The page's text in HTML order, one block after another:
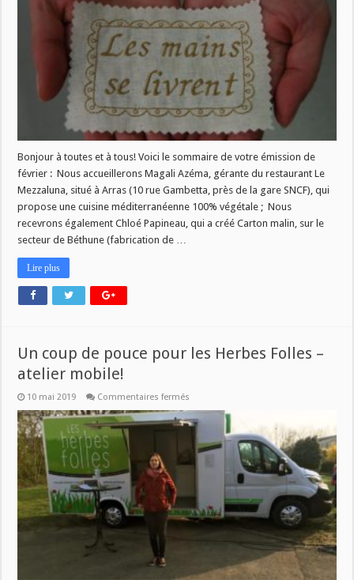
–
mercredi
5
février
–
10h/11h
Bonjour à toutes et à tous! Voici le sommaire de votre émission de
février : Nous accueillerons Magali Azéma, gérante du restaurant Le
Mezzaluna, situé à Arras (10 rue Gambetta, près de la gare SNCF), qui
propose une cuisine méditerranéenne 100% végétale ; Nous
recevrons également Chloé Papineau, qui a créé Carton malin, sur le
secteur de Béthune (fabrication de …
Lire plus
Un coup de pouce pour les Herbes Folles –
atelier mobile!
10 mai 2019 Commentaires fermés
coup
de
pour
mobile!